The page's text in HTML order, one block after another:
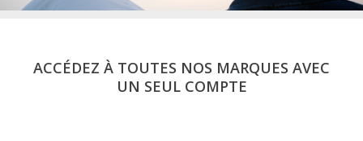
ACCÉDEZ À TOUTES NOS MARQUES AVEC
UN SEUL COMPTE